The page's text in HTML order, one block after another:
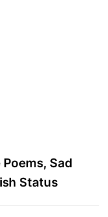
Sad
Status